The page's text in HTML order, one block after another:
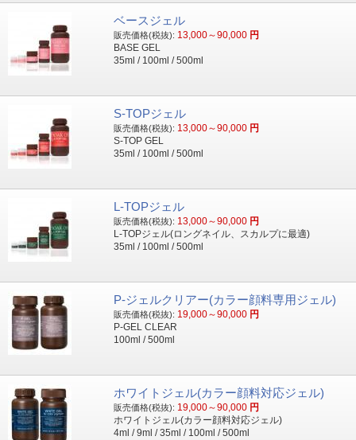
ベースジェル
販売価格(税抜): 13,000～90,000 円
BASE GEL
35ml / 100ml / 500ml
S-TOPジェル
販売価格(税抜): 13,000～90,000 円
S-TOP GEL
35ml / 100ml / 500ml
L-TOPジェル
販売価格(税抜): 13,000～90,000 円
L-TOPジェル(ロングネイル、スカルプに最適)
35ml / 100ml / 500ml
P-ジェルクリアー(カラー顔料専用ジェル)
販売価格(税抜): 19,000～90,000 円
P-GEL CLEAR
100ml / 500ml
ホワイトジェル(カラー顔料対応ジェル)
販売価格(税抜): 19,000～90,000 円
ホワイトジェル(カラー顔料対応ジェル)
4ml / 9ml / 35ml / 100ml / 500ml